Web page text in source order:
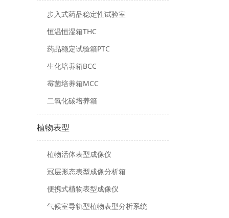
步入式药品稳定性试验室
恒温恒湿箱THC
药品稳定试验箱PTC
生化培养箱BCC
霉菌培养箱MCC
二氧化碳培养箱
植物表型
植物活体表型成像仪
冠层形态表型成像分析箱
便携式植物表型成像仪
气候室导轨型植物表型分析系统